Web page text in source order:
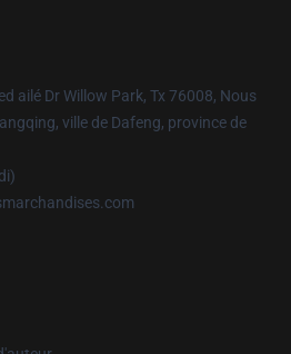
ailé Dr Willow Park, Tx 76008, Nous
ville de Dafeng, province de